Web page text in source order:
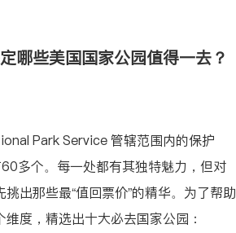
哪些美国国家公园值得一去？
Park Service 管辖范围内的保护
多个。每一处都有其独特魅力，但对
出那些最“值回票价”的精华。为了帮助
度，精选出十大必去国家公园：